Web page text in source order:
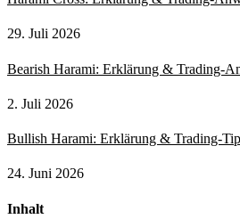
29. Juli 2026
Bearish Harami: Erklärung & Trading-
2. Juli 2026
Bullish Harami: Erklärung & Trading-
24. Juni 2026
Inhalt